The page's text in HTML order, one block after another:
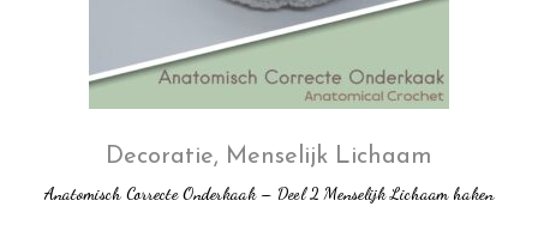
Decoratie, Menselijk Lichaam
Anatomisch Correcte Onderkaak – Deel 2 Menselijk Lichaam haken